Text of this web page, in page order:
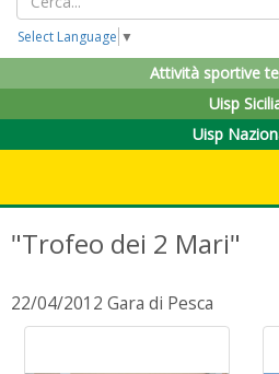
Select Language ▼
Attività sportive
Uisp
Uisp
"Trofeo dei 2 Mari"
22/04/2012 Gara di Pesca